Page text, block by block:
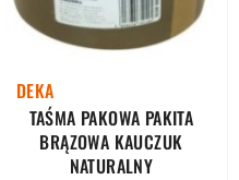
DEKA
TAŚMA PAKOWA PAKITA
BRĄZOWA KAUCZUK
NATURALNY